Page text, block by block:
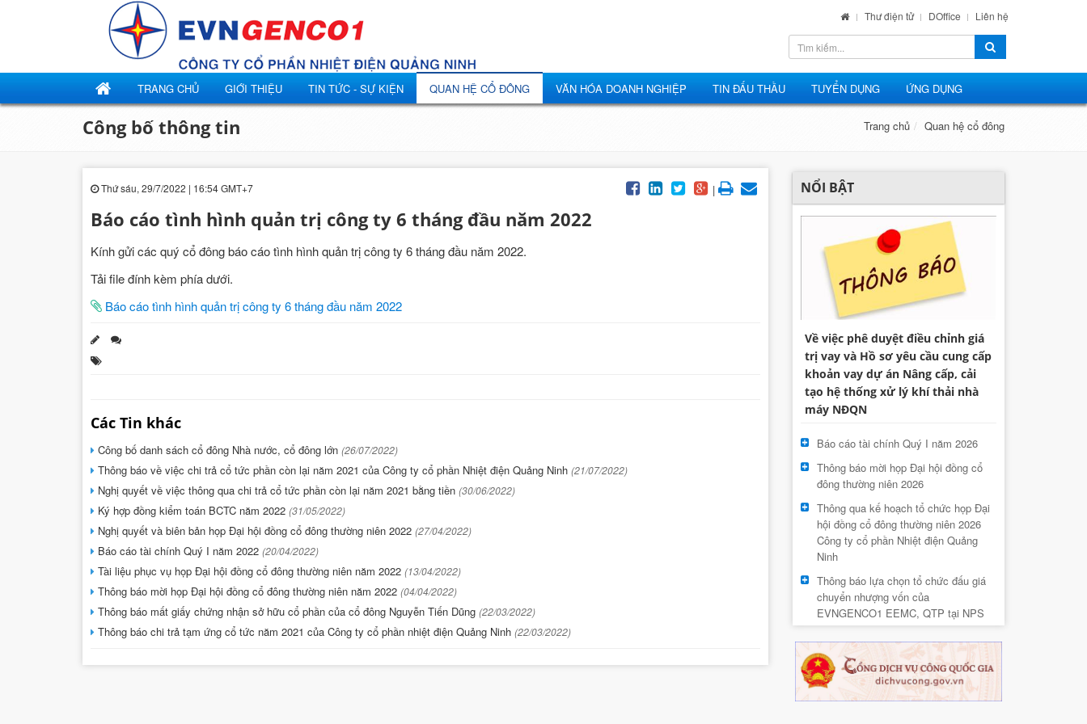
Thư điện tử DOffice Liên hệ
TRANG CHỦ GIỚI THIỆU TIN TỨC - SỰ KIỆN QUAN HỆ CỔ ĐÔNG VĂN HÓA DOANH NGHIỆP TIN ĐẤU THẦU TUYỂN DỤNG ỨNG DỤNG
Công bố thông tin Trang chủ Quan hệ cổ đông
Thứ sáu, 29/7/2022 | 16:54 GMT+7 |
Báo cáo tình hình quản trị công ty 6 tháng đầu năm 2022
Kính gửi các quý cổ đông báo cáo tình hình quản trị công ty 6 tháng đầu năm 2022.
Tải file đính kèm phía dưới.
Báo cáo tình hình quản trị công ty 6 tháng đầu năm 2022
Các Tin khác
Công bố danh sách cổ đông Nhà nước, cổ đông lớn (26/07/2022)
Thông báo về việc chi trả cổ tức phần còn lại năm 2021 của Công ty cổ phần Nhiệt điện Quảng Ninh (21/07/2022)
Nghị quyết về việc thông qua chi trả cổ tức phần còn lại năm 2021 bằng tiền (30/06/2022)
Ký hợp đồng kiểm toán BCTC năm 2022 (31/05/2022)
Nghị quyết và biên bản họp Đại hội đồng cổ đông thường niên 2022 (27/04/2022)
Báo cáo tài chính Quý I năm 2022 (20/04/2022)
Tài liệu phục vụ họp Đại hội đồng cổ đông thường niên năm 2022 (13/04/2022)
Thông báo mời họp Đại hội đồng cổ đông thường niên năm 2022 (04/04/2022)
Thông báo mất giấy chứng nhận sở hữu cổ phần của cổ đông Nguyễn Tiến Dũng (22/03/2022)
Thông báo chi trả tạm ứng cổ tức năm 2021 của Công ty cổ phần nhiệt điện Quảng Ninh (22/03/2022)
NỔI BẬT
Về việc phê duyệt điều chỉnh giá
trị vay và Hồ sơ yêu cầu cung cấp
khoản vay dự án Nâng cấp, cải
tạo hệ thống xử lý khí thải nhà
máy NĐQN
Báo cáo tài chính Quý I năm 2026
Thông báo mời họp Đại hội đồng cổ
đông thường niên 2026
Thông qua kế hoạch tổ chức họp Đại
hội đồng cổ đông thường niên 2026
Công ty cổ phần Nhiệt điện Quảng
Ninh
Thông báo lựa chọn tổ chức đấu giá
chuyển nhượng vốn của
EVNGENCO1 EEMC, QTP tại NPS